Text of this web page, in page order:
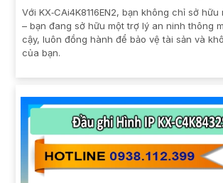
Với KX‑CAi4K8116EN2, bạn không chỉ sở
– bạn đang sở hữu một trợ lý an ninh thông
cậy, luôn đồng hành để bảo vệ tài sản và
của bạn.